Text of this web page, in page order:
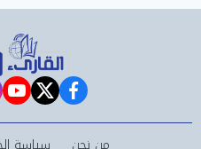
facebook
twitter